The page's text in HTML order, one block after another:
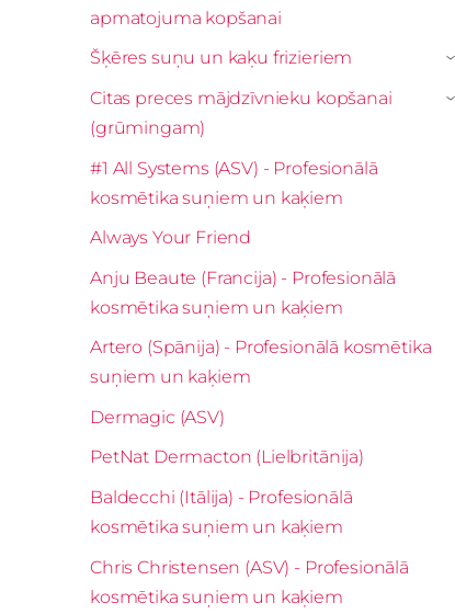
apmatojuma kopšanai
Šķēres suņu un kaķu frizieriem
Citas preces mājdzīvnieku kopšanai
(grūmingam)
#1 All Systems (ASV) - Profesionālā
kosmētika suņiem un kaķiem
Always Your Friend
Anju Beaute (Francija) - Profesionālā
kosmētika suņiem un kaķiem
Artero (Spānija) - Profesionālā kosmētika
suņiem un kaķiem
Dermagic (ASV)
PetNat Dermacton (Lielbritānija)
Baldecchi (Itālija) - Profesionālā
kosmētika suņiem un kaķiem
Chris Christensen (ASV) - Profesionālā
kosmētika suņiem un kaķiem